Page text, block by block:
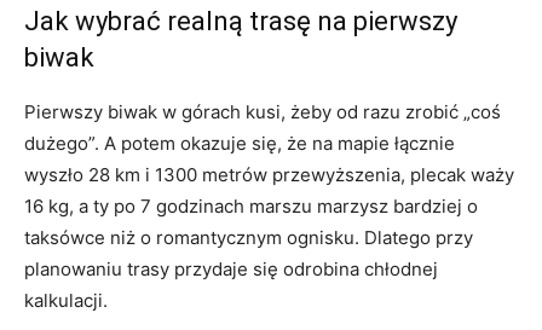
Jak wybrać realną trasę na pierwszy
biwak
Pierwszy biwak w górach kusi, żeby od razu zrobić „coś
dużego”. A potem okazuje się, że na mapie łącznie
wyszło 28 km i 1300 metrów przewyższenia, plecak waży
16 kg, a ty po 7 godzinach marszu marzysz bardziej o
taksówce niż o romantycznym ognisku. Dlatego przy
planowaniu trasy przydaje się odrobina chłodnej
kalkulacji.